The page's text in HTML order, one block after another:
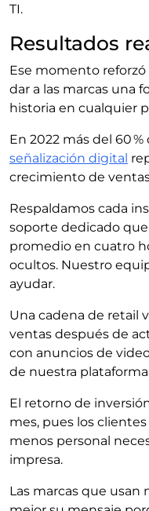
TI.
Resultados
Ese momento reforzó
dar a las marcas una
historia en cualquier
En 2022 más del 60 %
señalización digital
crecimiento de
Respaldamos cada
soporte dedicado
promedio en cuatro
ocultos. Nuestro
ayudar.
Una cadena de retail
ventas después de
con anuncios de
de nuestra
El retorno de
mes, pues los
menos personal
impresa.
Las marcas que usan